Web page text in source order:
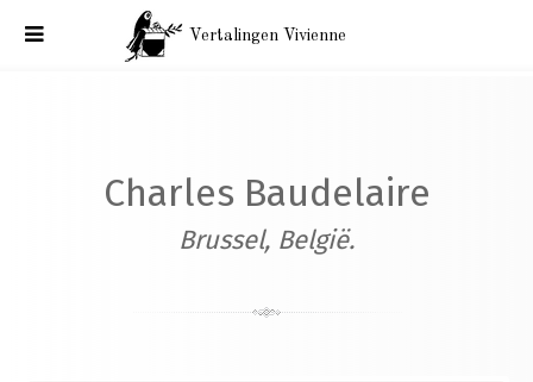
Vertalingen Vivienne
Charles Baudelaire
Brussel, België.